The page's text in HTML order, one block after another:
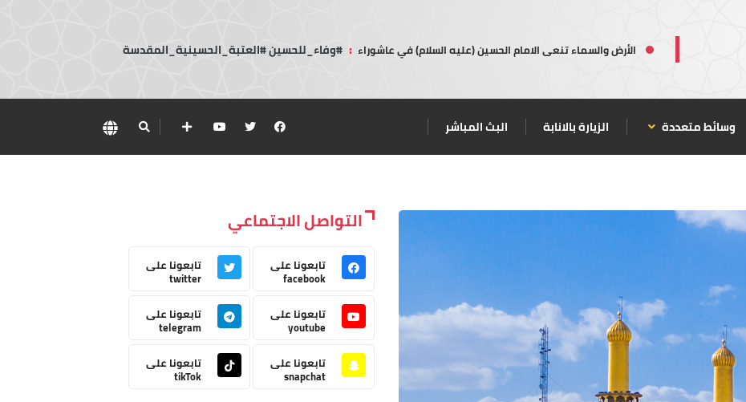
الأرض والسماء تنعى الامام الحسين (عليه السلام) في عاشوراء : #وفاء_للحسين #العتبة_الحسينية_المقدسة
وسائط متعددة الزيارة بالانابة البث المباشر
التواصل الاجتماعي
تابعونا على
facebook
تابعونا على
twitter
تابعونا على
youtube
تابعونا على
telegram
تابعونا على
snapchat
تابعونا على
tikTok